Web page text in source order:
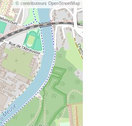
© contributeurs OpenStreetMap